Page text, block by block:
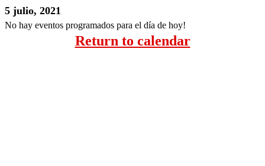
5 julio, 2021
No hay eventos programados para el día de hoy!
Return to calendar